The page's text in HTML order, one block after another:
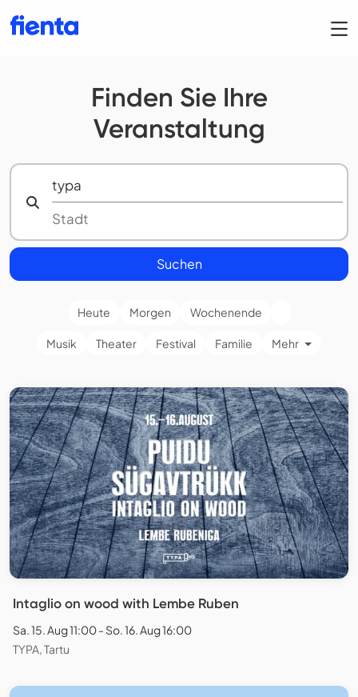
Finden Sie Ihre
Veranstaltung
Suchen
Heute Morgen Wochenende
Musik Theater Festival Familie Mehr
Intaglio on wood with Lembe Ruben
Sa. 15. Aug 11:00 - So. 16. Aug 16:00
TYPA, Tartu